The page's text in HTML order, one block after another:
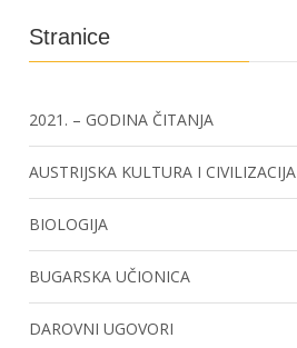
Stranice
2021. – GODINA ČITANJA
AUSTRIJSKA KULTURA I CIVILIZACIJA
BIOLOGIJA
BUGARSKA UČIONICA
DAROVNI UGOVORI